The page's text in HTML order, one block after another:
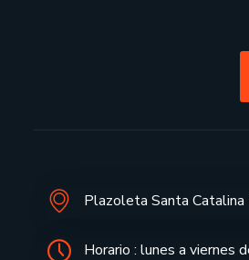
Plazoleta Santa Catalina
Horario : lunes a viernes